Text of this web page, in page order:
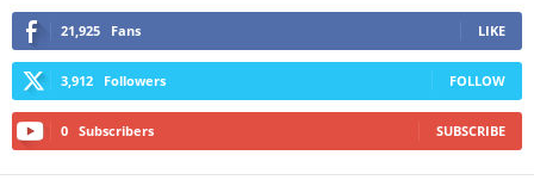
21,925 Fans LIKE
3,912 Followers FOLLOW
0 Subscribers SUBSCRIBE